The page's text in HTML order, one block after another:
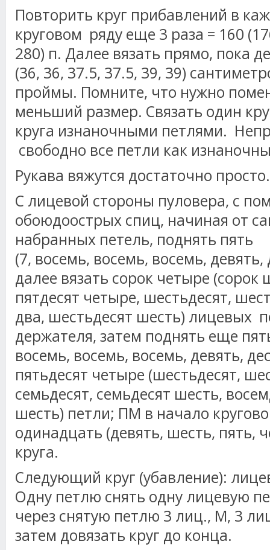
Повторить круг прибавлений в
круговом ряду еще 3 раза = 160
280) п. Далее вязать прямо, пока
(36, 36, 37.5, 37.5, 39, 39)
проймы. Помните, что нужно
меньший размер. Связать один
круга изнаночными петлями.
свободно все петли как
Рукава вяжутся достаточно просто.
С лицевой стороны пуловера, с
обоюдоострых спиц, начиная от
набранных петель, поднять пять
(7, восемь, восемь, восемь, девять,
далее вязать сорок четыре (сорок
пятдесят четыре, шестьдесят,
два, шестьдесят шесть) лицевых
держателя, затем поднять еще
восемь, восемь, восемь, девять,
пятьдесят четыре (шестьдесят,
семьдесят, семьдесят шесть,
шесть) петли; ПМ в начало
одинадцать (девять, шесть, пять,
круга.
Следующий круг (убавление):
Одну петлю снять одну лицевую
через снятую петлю 3 лиц., М, 3
затем довязать круг до конца.